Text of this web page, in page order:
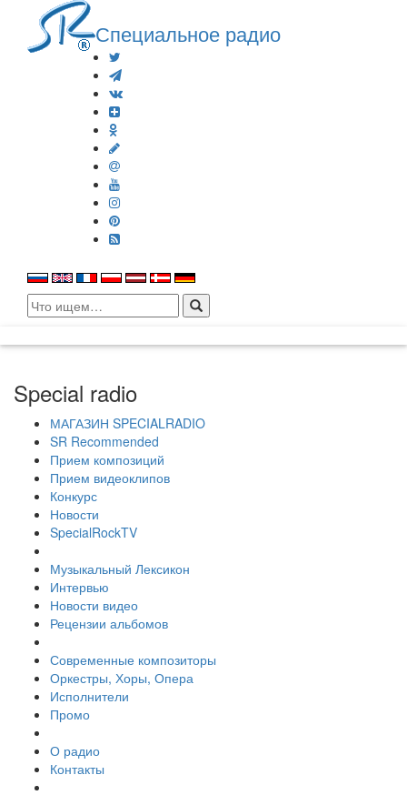
Специальное радио
Search
for:
Special radio
МАГАЗИН SPECIALRADIO
SR Recommended
Прием композиций
Прием видеоклипов
Конкурс
Новости
SpecialRockTV
Музыкальный Лексикон
Интервью
Новости видео
Рецензии альбомов
Современные композиторы
Оркестры, Хоры, Опера
Исполнители
Промо
О радио
Контакты